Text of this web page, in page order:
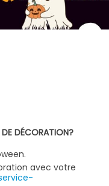
DÉCORATION?
avec votre